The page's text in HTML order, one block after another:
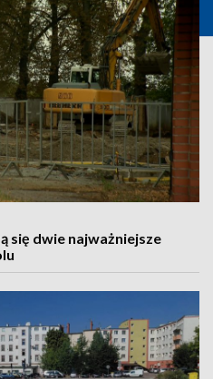
się dwie najważniejsze